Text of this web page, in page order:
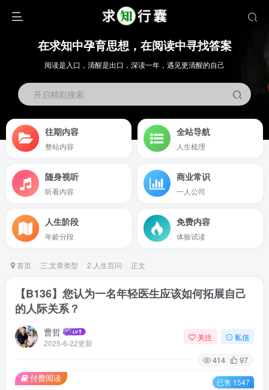
在求知中孕育思想，在阅读中寻找答案
阅读是入口，清醒是出口，深读一年，遇见更清醒的自己
开启精彩搜索
往期内容
整站内容
全站导航
人生梳理
随身视听
听看内容
商业常识
一人公司
人生阶段
年龄分段
免费内容
体验试读
首页 三.文章类型 2.人生百问 正文
【B136】您认为一名年轻医生应该如何拓展自己
的人际关系？
曹哲
2025-6-22更新
关注 私信
414 97
付费阅读 已售 1547